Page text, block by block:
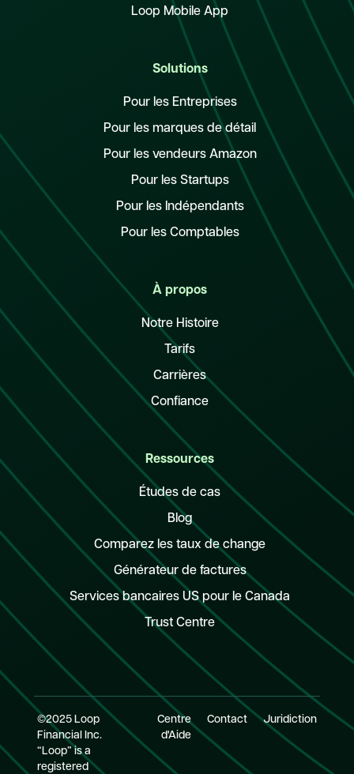
Loop Mobile App
Solutions
Pour les Entreprises
Pour les marques de détail
Pour les vendeurs Amazon
Pour les Startups
Pour les Indépendants
Pour les Comptables
À propos
Notre Histoire
Tarifs
Carrières
Confiance
Ressources
Études de cas
Blog
Comparez les taux de change
Générateur de factures
Services bancaires US pour le Canada
Trust Centre
©2025 Loop
Financial Inc.
“Loop” is a
registered
Centre
d'Aide
Contact Juridiction